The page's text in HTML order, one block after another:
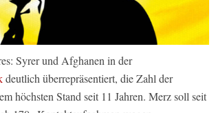
Syrer und Afghanen in der
deutlich überrepräsentiert, die Zahl der
höchsten Stand seit 11 Jahren. Merz soll seit